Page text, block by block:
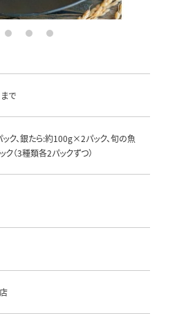
3 4 5
で
ク、銀たら:約100g×2パック、旬の魚
（3種類各2パックずつ）